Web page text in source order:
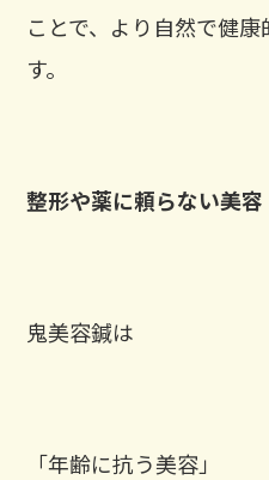
ことで、より自然で健
す。
整形や薬に頼らない美容
鬼美容鍼は
「年齢に抗う美容」